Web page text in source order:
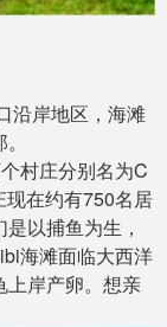
沿岸地区，海滩
村庄分别名为C
在约有750名居
以捕鱼为生，
海滩面临大西洋
上岸产卵。想亲